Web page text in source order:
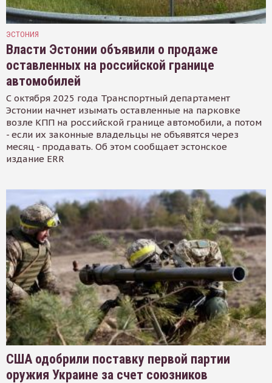
ЭСТОНИЯ
Власти Эстонии объявили о продаже
оставленных на российской границе
автомобилей
С октября 2025 года Транспортный департамент
Эстонии начнет изымать оставленные на парковке
возле КПП на российской границе автомобили, а потом
- если их законные владельцы не объявятся через
месяц - продавать. Об этом сообщает эстонское
издание ERR
США одобрили поставку первой партии
оружия Украине за счет союзников